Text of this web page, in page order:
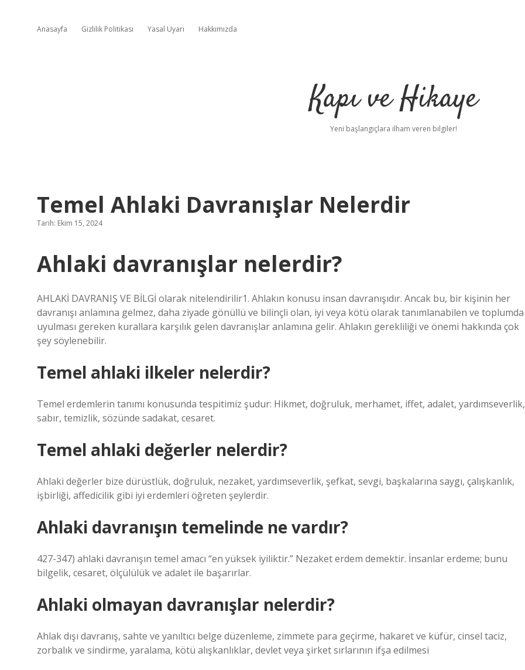
Anasayfa Gizlilik Politikası Yasal Uyarı Hakkımızda
Kapı ve Hikaye
Yeni başlangıçlara ilham veren bilgiler!
Temel Ahlaki Davranışlar Nelerdir
Tarih: Ekim 15, 2024
Ahlaki davranışlar nelerdir?
AHLAKİ DAVRANIŞ VE BİLGİ olarak nitelendirilir1. Ahlakın konusu insan davranışıdır. Ancak bu, bir kişinin her
davranışı anlamına gelmez, daha ziyade gönüllü ve bilinçli olan, iyi veya kötü olarak tanımlanabilen ve toplumda
uyulması gereken kurallara karşılık gelen davranışlar anlamına gelir. Ahlakın gerekliliği ve önemi hakkında çok
şey söylenebilir.
Temel ahlaki ilkeler nelerdir?
Temel erdemlerin tanımı konusunda tespitimiz şudur: Hikmet, doğruluk, merhamet, iffet, adalet, yardımseverlik,
sabır, temizlik, sözünde sadakat, cesaret.
Temel ahlaki değerler nelerdir?
Ahlaki değerler bize dürüstlük, doğruluk, nezaket, yardımseverlik, şefkat, sevgi, başkalarına saygı, çalışkanlık,
işbirliği, affedicilik gibi iyi erdemleri öğreten şeylerdir.
Ahlaki davranışın temelinde ne vardır?
427-347) ahlaki davranışın temel amacı “en yüksek iyiliktir.” Nezaket erdem demektir. İnsanlar erdeme; bunu
bilgelik, cesaret, ölçülülük ve adalet ile başarırlar.
Ahlaki olmayan davranışlar nelerdir?
Ahlak dışı davranış, sahte ve yanıltıcı belge düzenleme, zimmete para geçirme, hakaret ve küfür, cinsel taciz,
zorbalık ve sindirme, yaralama, kötü alışkanlıklar, devlet veya şirket sırlarının ifşa edilmesi